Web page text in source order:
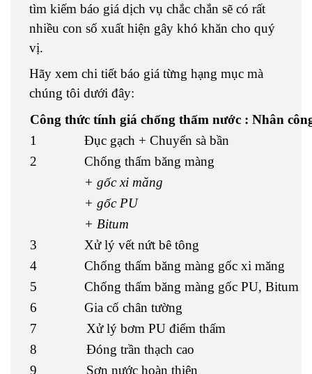
tìm kiếm báo giá dịch vụ chắc chắn sẽ có rất
nhiều con số xuất hiện gây khó khăn cho quý
vị.
Hãy xem chi tiết báo giá từng hạng mục mà
chúng tôi dưới đây:
Công thức tính giá chống thấm nước : Nhân
1
Đục gạch + Chuyển sà bần
2
Chống thấm băng màng
+ gốc xi măng
+ gốc PU
+ Bitum
3
Xử lý vết nứt bê tông
4
Chống thấm băng màng gốc xi măng
5
Chống thấm băng màng gốc PU, Bitum
6
Gia cố chân tường
7
Xử lý bơm PU điểm thấm
8
Đóng trần thạch cao
9
Sơn nước hoàn thiện